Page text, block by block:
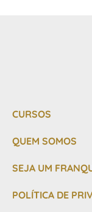
CURSOS
QUEM SOMOS
SEJA UM
POLÍTICA DE